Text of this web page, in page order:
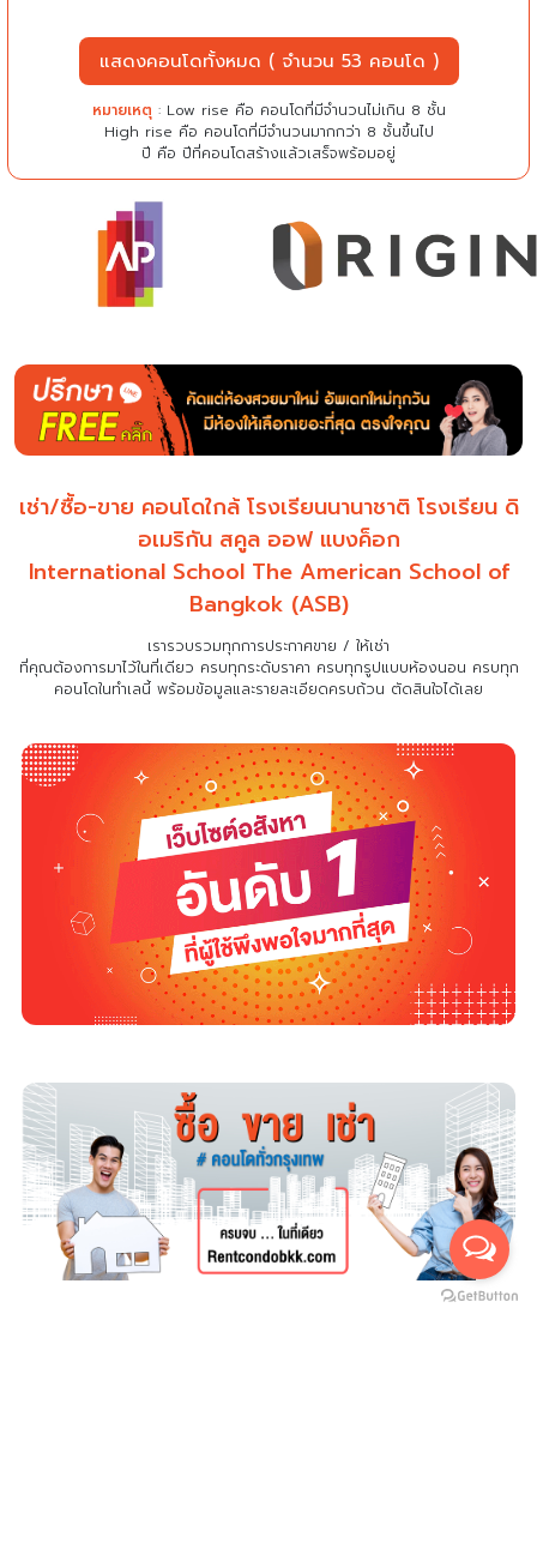
แสดงคอนโดทั้งหมด ( จำนวน 53 คอนโด )
หมายเหตุ : Low rise คือ คอนโดที่มีจำนวนไม่เกิน 8 ชั้น
High rise คือ คอนโดที่มีจำนวนมากกว่า 8 ชั้นขึ้นไป
ปี คือ ปีที่คอนโดสร้างแล้วเสร็จพร้อมอยู่
เช่า/ซื้อ-ขาย คอนโดใกล้ โรงเรียนนานาชาติ โรงเรียน ดิ
อเมริกัน สคูล ออฟ แบงค็อก
International School The American School of
Bangkok (ASB)
เรารวบรวมทุกการประกาศขาย / ให้เช่า
ที่คุณต้องการมาไว้ในที่เดียว ครบทุกระดับราคา ครบทุกรูปแบบห้องนอน ครบทุก
คอนโดในทำเลนี้ พร้อมข้อมูลและรายละเอียดครบถ้วน ตัดสินใจได้เลย